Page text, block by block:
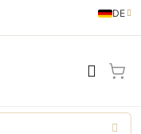
Sprache
DE
German